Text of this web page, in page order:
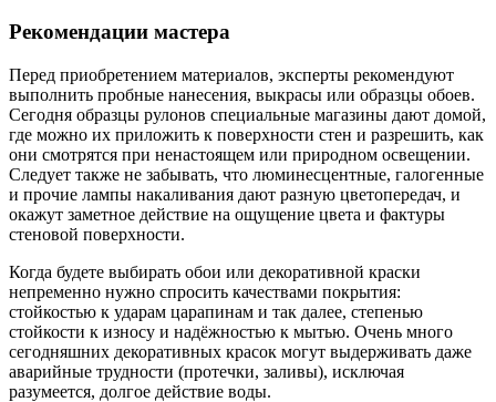
Рекомендации мастера
Перед приобретением материалов, эксперты рекомендуют
выполнить пробные нанесения, выкрасы или образцы обоев.
Сегодня образцы рулонов специальные магазины дают домой,
где можно их приложить к поверхности стен и разрешить, как
они смотрятся при ненастоящем или природном освещении.
Следует также не забывать, что люминесцентные, галогенные
и прочие лампы накаливания дают разную цветопередач, и
окажут заметное действие на ощущение цвета и фактуры
стеновой поверхности.
Когда будете выбирать обои или декоративной краски
непременно нужно спросить качествами покрытия:
стойкостью к ударам царапинам и так далее, степенью
стойкости к износу и надёжностью к мытью. Очень много
сегодняшних декоративных красок могут выдерживать даже
аварийные трудности (протечки, заливы), исключая
разумеется, долгое действие воды.